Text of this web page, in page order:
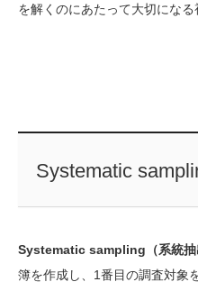
を解くのにあたって大切になる
Systematic
Systematic sampling（系統抽
簿を作成し、1番目の調査対象